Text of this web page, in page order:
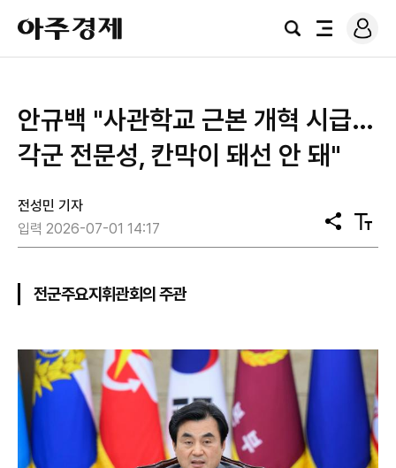
아
주
경
검
전
로
그
안규백 "사관학교 근본 개혁 시급…
각군 전문성, 칸막이 돼선 안 돼"
전성민 기자
입력 2026-07-01 14:17
공
유
텍
스
전군주요지휘관회의 주관